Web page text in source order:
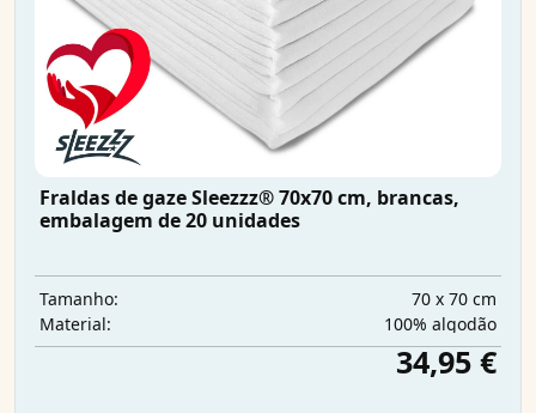
Fraldas de gaze Sleezzz® 70x70 cm, brancas,
embalagem de 20 unidades
Tamanho:
70 x 70 cm
Material:
100% algodão
34,95 €